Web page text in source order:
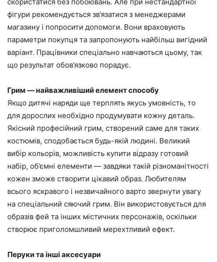
фігури рекомендується зв’язатися з менеджерами
магазину і попросити допомоги. Вони враховують
параметри покупця та запропонують найбільш вигідний
варіант. Працівники спеціально навчаються цьому, так
що результат обов’язково порадує.
Грим — найважливіший елемент способу
Якщо дитячі наряди ще терплять якусь умовність, то
для дорослих необхідно продумувати кожну деталь.
Якісний професійний грим, створений саме для таких
костюмів, сподобається будь-якій людині. Великий
вибір кольорів, можливість купити відразу готовий
набір, об’ємні елементи — завдяки такій різноманітності
кожен зможе створити цікавий образ. Любителям
всього яскравого і незвичайного варто звернути увагу
на спеціальний сяючий грим. Він використовується для
образів фей та інших містичних персонажів, оскільки
створює приголомшливий мерехтливий ефект.
Перуки та інші аксесуари